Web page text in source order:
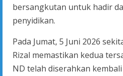
bersangkutan untuk hadir
penyidikan.
Pada Jumat, 5 Juni 2026
Rizal memastikan kedua
ND telah diserahkan